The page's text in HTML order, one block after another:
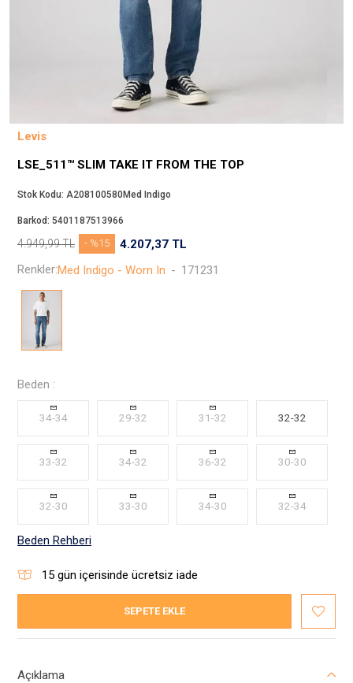
Levis
LSE_511™ SLIM TAKE IT FROM THE TOP
Stok Kodu: A208100580Med Indigo
Barkod: 5401187513966
4.949,99TL 4.207,37 TL
- %15
Beden Rehberi
Beden :
34-34 29-32 31-32 32-32
33-32 34-32 36-32 30-30
32-30 33-30 34-30 32-34
15 gün içerisinde ücretsiz iade
Renkler:Med Indigo - Worn In - 171231
SEPETE EKLE
Açıklama
Jack & Jones
Gap
Koton
Wrangler
Lee
Only
Levi`s